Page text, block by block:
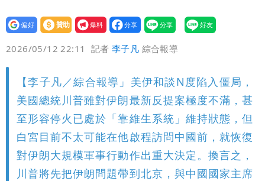
設為
贊助
我要
爆料
2026/05/12 22:11 記者李子凡 綜合報導
【李子凡／綜合報導」美伊和談N度陷入僵局，
美國總統川普雖對伊朗最新反提案極度不滿，甚
至形容停火已處於「靠維生系統」維持狀態，但
白宮目前不太可能在他啟程訪問中國前，就恢復
對伊朗大規模軍事行動作出重大決定。換言之，
川普將先把伊朗問題帶到北京，與中國國家主席